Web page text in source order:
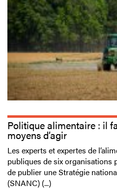
Politique alimentaire : il
moyens d’agir
Les experts et expertes de
publiques de six organisations
de publier une Stratégie
(SNANC) (...)